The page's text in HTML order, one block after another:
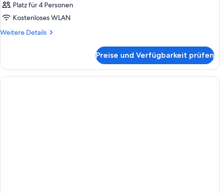
Platz für 4 Personen
Kostenloses WLAN
Weitere Details
Weitere
Preise und Verfügbarkeit prüfen